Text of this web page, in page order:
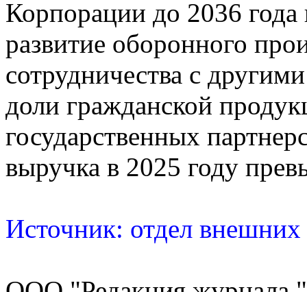
Корпорации до 2036 года
развитие оборонного
сотрудничества с
доли гражданской
государственных
выручка в 2025 году
Источник: отдел